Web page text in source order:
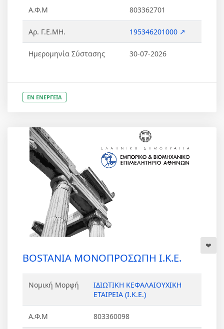
Α.Φ.Μ 803362701
Αρ. Γ.Ε.ΜΗ. 195346201000 ↗
Ημερομηνία Σύστασης 30-07-2026
ΕΝ ΕΝΕΡΓΕΙΑ
BOSTANIA ΜΟΝΟΠΡΟΣΩΠΗ Ι.Κ.Ε.
Νομική Μορφή
ΙΔΙΩΤΙΚΗ ΚΕΦΑΛΑΙΟΥΧΙΚΗ
ΕΤΑΙΡΕΙΑ (Ι.Κ.Ε.)
Α.Φ.Μ 803360098